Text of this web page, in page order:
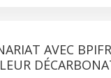
AVEC